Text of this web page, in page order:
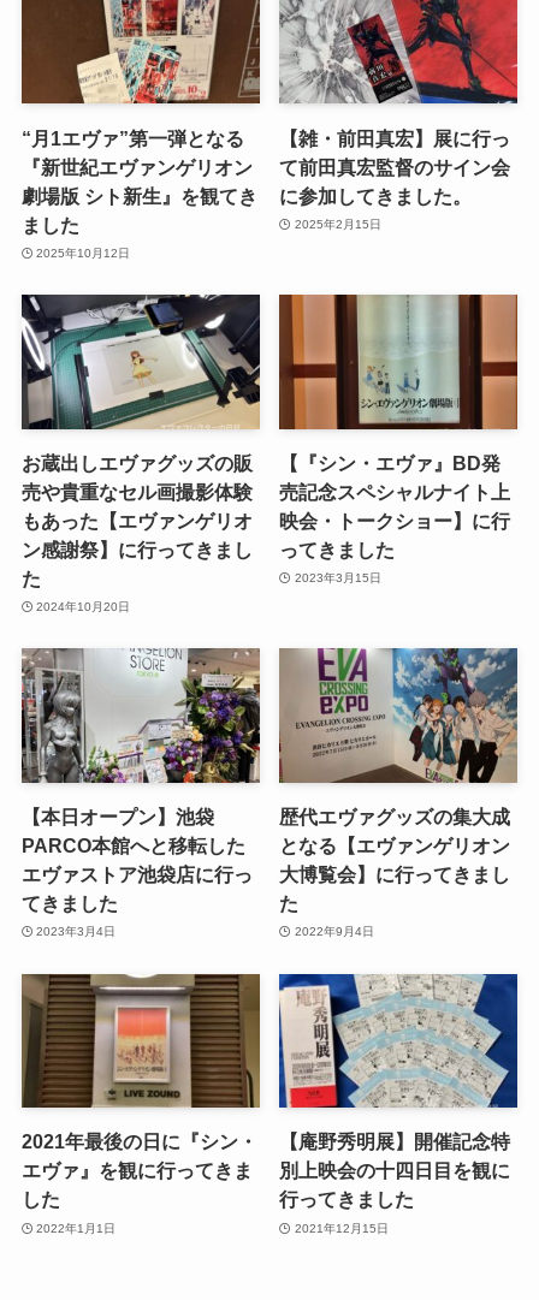
“月1エヴァ”第一弾となる
『新世紀エヴァンゲリオン
劇場版 シト新生』を観てき
ました
2025年10月12日
【雑・前田真宏】展に行っ
て前田真宏監督のサイン会
に参加してきました。
2025年2月15日
お蔵出しエヴァグッズの販
売や貴重なセル画撮影体験
もあった【エヴァンゲリオ
ン感謝祭】に行ってきまし
た
2024年10月20日
【『シン・エヴァ』BD発
売記念スペシャルナイト上
映会・トークショー】に行
ってきました
2023年3月15日
【本日オープン】池袋
PARCO本館へと移転した
エヴァストア池袋店に行っ
てきました
2023年3月4日
歴代エヴァグッズの集大成
となる【エヴァンゲリオン
大博覧会】に行ってきまし
た
2022年9月4日
2021年最後の日に『シン・
エヴァ』を観に行ってきま
した
2022年1月1日
【庵野秀明展】開催記念特
別上映会の十四日目を観に
行ってきました
2021年12月15日